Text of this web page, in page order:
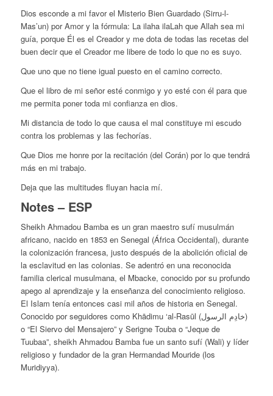
Dios esconde a mi favor el Misterio Bien Guardado (Sirru-l-
Mas’un) por Amor y la fórmula: La ilaha ilaLah que Allah sea mi
guía, porque Él es el Creador y me dota de todas las recetas del
buen decir que el Creador me libere de todo lo que no es suyo.
Que uno que no tiene igual puesto en el camino correcto.
Que el libro de mi señor esté conmigo y yo esté con él para que
me permita poner toda mi confianza en dios.
Mi distancia de todo lo que causa el mal constituye mi escudo
contra los problemas y las fechorías.
Que Dios me honre por la recitación (del Corán) por lo que tendrá
más en mi trabajo.
Deja que las multitudes fluyan hacia mí.
Notes – ESP
Sheikh Ahmadou Bamba es un gran maestro sufí musulmán
africano, nacido en 1853 en Senegal (África Occidental), durante
la colonización francesa, justo después de la abolición oficial de
la esclavitud en las colonias. Se adentró en una reconocida
familia clerical musulmana, el Mbacke, conocido por su profundo
apego al aprendizaje y la enseñanza del conocimiento religioso.
El Islam tenía entonces casi mil años de historia en Senegal.
Conocido por seguidores como Khādimu ‘al-Rasūl (خادِم الرسول)
o “El Siervo del Mensajero” y Serigne Touba o “Jeque de
Tuubaa”, sheikh Ahmadou Bamba fue un santo sufí (Wali) y líder
religioso y fundador de la gran Hermandad Mouride (los
Muridiyya).